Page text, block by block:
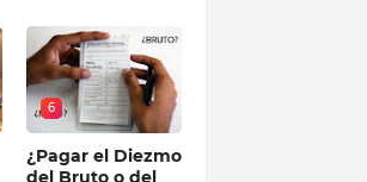
6
¿Pagar el Diezmo
del Bruto o del